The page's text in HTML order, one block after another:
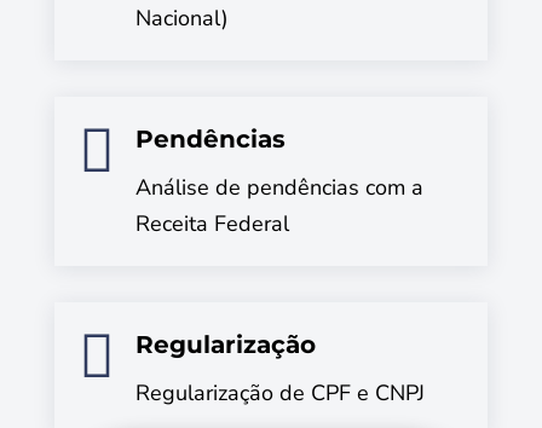
Nacional)

Pendências
Análise de pendências com a
Receita Federal

Regularização
Regularização de CPF e CNPJ